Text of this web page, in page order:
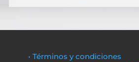
• Términos y condiciones